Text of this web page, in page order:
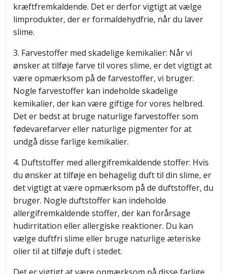
kræftfremkaldende. Det er derfor vigtigt at vælge
limprodukter, der er formaldehydfrie, når du laver
slime.
3. Farvestoffer med skadelige kemikalier: Når vi
ønsker at tilføje farve til vores slime, er det vigtigt at
være opmærksom på de farvestoffer, vi bruger.
Nogle farvestoffer kan indeholde skadelige
kemikalier, der kan være giftige for vores helbred.
Det er bedst at bruge naturlige farvestoffer som
fødevarefarver eller naturlige pigmenter for at
undgå disse farlige kemikalier.
4. Duftstoffer med allergifremkaldende stoffer: Hvis
du ønsker at tilføje en behagelig duft til din slime, er
det vigtigt at være opmærksom på de duftstoffer, du
bruger. Nogle duftstoffer kan indeholde
allergifremkaldende stoffer, der kan forårsage
hudirritation eller allergiske reaktioner. Du kan
vælge duftfri slime eller bruge naturlige æteriske
olier til at tilføje duft i stedet.